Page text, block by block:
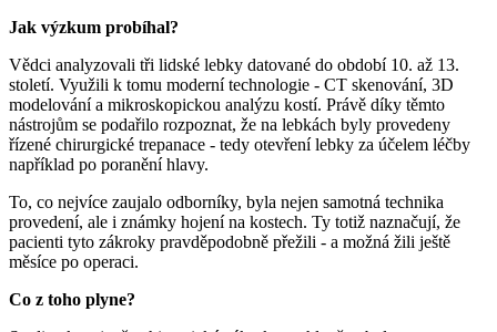
Jak výzkum probíhal?
Vědci analyzovali tři lidské lebky datované do období 10. až 13.
století. Využili k tomu moderní technologie - CT skenování, 3D
modelování a mikroskopickou analýzu kostí. Právě díky těmto
nástrojům se podařilo rozpoznat, že na lebkách byly provedeny
řízené chirurgické trepanace - tedy otevření lebky za účelem léčby
například po poranění hlavy.
To, co nejvíce zaujalo odborníky, byla nejen samotná technika
provedení, ale i známky hojení na kostech. Ty totiž naznačují, že
pacienti tyto zákroky pravděpodobně přežili - a možná žili ještě
měsíce po operaci.
Co z toho plyne?